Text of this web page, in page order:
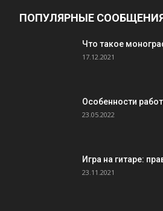
ПОПУЛЯРНЫЕ
Что такое
17.12.2021
Особенности
23.05.2022
Игра на гитаре:
23.11.2021